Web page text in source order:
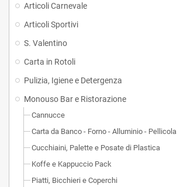
Articoli Carnevale
Articoli Sportivi
S. Valentino
Carta in Rotoli
Pulizia, Igiene e Detergenza
Monouso Bar e Ristorazione
Cannucce
Carta da Banco - Forno - Alluminio - Pellicola
Cucchiaini, Palette e Posate di Plastica
Koffe e Kappuccio Pack
Piatti, Bicchieri e Coperchi